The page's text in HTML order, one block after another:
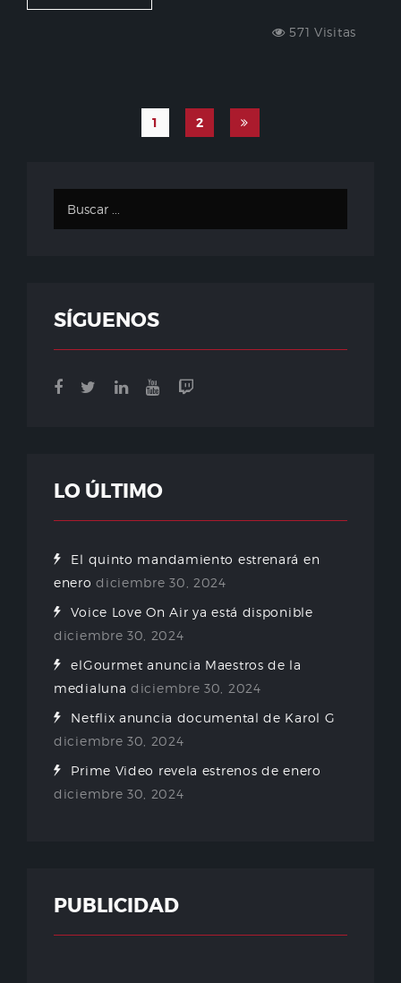
571 Visitas
1 2
SÍGUENOS
LO ÚLTIMO
El quinto mandamiento estrenará en
enero diciembre 30, 2024
Voice Love On Air ya está disponible
diciembre 30, 2024
elGourmet anuncia Maestros de la
medialuna diciembre 30, 2024
Netflix anuncia documental de Karol G
diciembre 30, 2024
Prime Video revela estrenos de enero
diciembre 30, 2024
PUBLICIDAD